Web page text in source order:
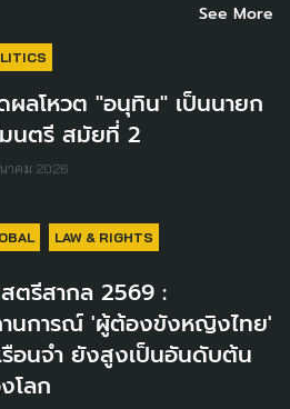
See More
ผลโหวต "อนุทิน" เป็นนายก
นตรี สมัยที่ 2
าคม 2026
LAW & RIGHTS
ตรีสากล 2569 :
นการณ์ 'ผู้ต้องขังหญิงไทย'
รือนจำ ยังสูงเป็นอันดับต้น
โลก